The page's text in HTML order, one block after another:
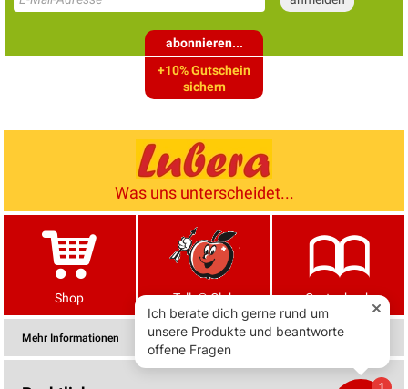
abonnieren...
+10% Gutschein
sichern
Was uns unterscheidet...
Shop Tells® Club Gartenbuch
Mehr Informationen